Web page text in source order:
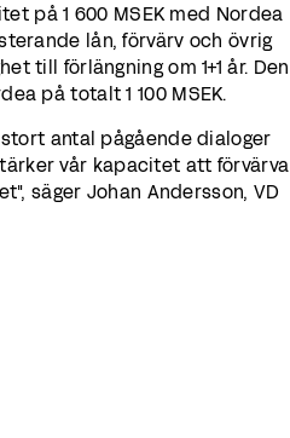
på 1 600 MSEK med Nordea
lån, förvärv och övrig
till förlängning om 1+1 år. Den
på totalt 1 100 MSEK.
antal pågående dialoger
vår kapacitet att förvärva
säger Johan Andersson, VD